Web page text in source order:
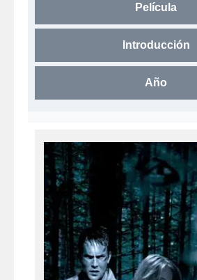
Película
Introducción
Año